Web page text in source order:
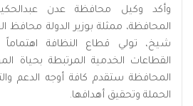
وأكد وكيل محافظة عدن
المحافظة، ممثلة بوزير الدولة
شيخ، تولي قطاع النظافة اهتماماً
القطاعات الخدمية المرتبطة بحياة
المحافظة ستقدم كافة أوجه الدعم
الحملة وتحقيق أهدافها.